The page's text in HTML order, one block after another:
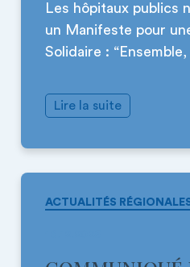
Les hôpitaux publics
un Manifeste pour
Solidaire : “Ensemble,
Lire la suite
ACTUALITÉS